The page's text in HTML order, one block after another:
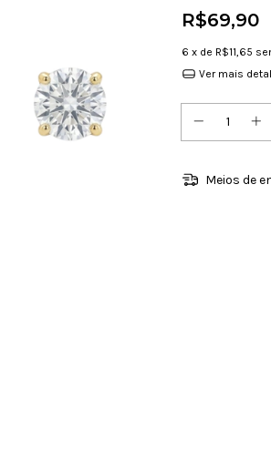
R$69,90
6 x de R$11,65
Ver mais
Meios de